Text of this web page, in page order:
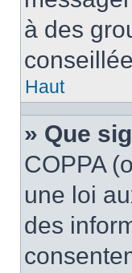
à des
Haut
» Que
COPPA
une loi
des